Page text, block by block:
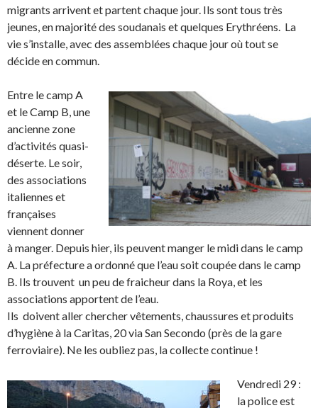
migrants arrivent et partent chaque jour. Ils sont tous très
jeunes, en majorité des soudanais et quelques Erythréens. La
vie s’installe, avec des assemblées chaque jour où tout se
décide en commun.
Entre le camp A
et le Camp B, une
ancienne zone
d’activités quasi-
déserte. Le soir,
des associations
italiennes et
françaises
viennent donner
à manger. Depuis hier, ils peuvent manger le midi dans le camp
A. La préfecture a ordonné que l’eau soit coupée dans le camp
B. Ils trouvent un peu de fraicheur dans la Roya, et les
associations apportent de l’eau.
Ils doivent aller chercher vêtements, chaussures et produits
d’hygiène à la Caritas, 20 via San Secondo (près de la gare
ferroviaire). Ne les oubliez pas, la collecte continue !
Vendredi 29 :
la police est